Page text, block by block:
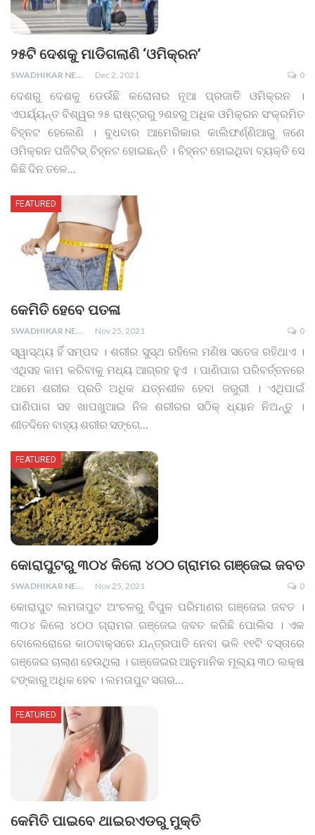
୨୫ଟି ଦେଶକୁ ମାଡିଗଲାଣି ‘ଓମିକ୍ରନ’
SWADHIKAR NEWS Dec 2, 2021 0
ଦେଶରୁ ଦେଶକୁ ଡେଉଁଛି କରୋନାର ନୂଆ ପ୍ରଜାତି ଓମିକ୍ରନ ।
ଏପର୍ୟ୍ୟନ୍ତ ବିଶ୍ୱର ୨୫ ରାଷ୍ଟ୍ରରୁ ୨ଶହରୁ ଅଧିକ ଓମିକ୍ରନ ସଂକ୍ରମିତ
ଚିହ୍ନଟ ହେଲେଣି । ବୁଧବାର ଆମେରିକାର କାଲିଫର୍ଣ୍ଣିଆରୁ ଜଣେ
ଓମିକ୍ରନ ପଜିଟିଭ୍ ଚିହ୍ନଟ ହୋଇଛନ୍ତି । ଚିହ୍ନଟ ହୋଇଥିବା ବ୍ୟକ୍ତି ସେ
କିଛି ଦିନ ତଳେ…
FEATURED
କେମିତି ହେବେ ପତଳା
SWADHIKAR NEWS Nov 25, 2021 0
ସ୍ୱାସ୍ଥ୍ୟ ହିଁ ସମ୍ପଦ । ଶରୀର ସୁସ୍ଥ ରହିଲେ ମଣିଷ ସତେଜ ରହିଥାଏ ।
ଏଥିସହ କାମ କରିବାକୁ ମଧ୍ୟ ଆଗ୍ରହ ହୁଏ । ପାଣିପାଗ ପରିବର୍ତ୍ତନରେ
ଆମେ ଶରୀର ପ୍ରତି ଅଧିକ ଯତ୍ନଶୀଳ ହେବା ଜରୁରୀ । ଏଥିପାଇଁ
ପାଣିପାଗ ସହ ଖାପଖୁଆଇ ନିଜ ଶରୀରର ସଠିକ୍ ଧ୍ୟାନ ନିଅନ୍ତୁ ।
ଶୀତଦିନେ ବାହ୍ୟ ଶରୀର ସଙ୍ଗେ
FEATURED
କୋରାପୁଟରୁ ୩୦୪ କିଲୋ ୪୦୦ ଗ୍ରାମର ଗଞ୍ଜେଇ ଜବତ
SWADHIKAR NEWS Nov 25, 2021 0
କୋରାପୁଟ ଲମତାପୁଟ ଅଂଚଳରୁ ବିପୁଳ ପରିମାଣର ଗଞ୍ଜେଇ ଜବତ ।
୩୦୪ କିଲୋ ୪୦୦ ଗ୍ରାମର ଗଞ୍ଜେଇ ଜବତ କରିଛି ପୋଲିସ । ଏକ
ବୋଲେରୋରେ କାଠବାକ୍ସରେ ଯନ୍ତ୍ରପାତି ନେବା ଭଳି ୧୧ଟି ବସ୍ତାରେ
ଗଞ୍ଜେଇ ଚାଲାଣ ହେଉଥିଲା । ଗଞ୍ଜେଇର ଆନୁମାନିକ ମୂଲ୍ୟ ୩୦ ଲକ୍ଷ
ଟଙ୍କାରୁ ଅଧିକ ହେବ । ଲମତାପୁଟ ସଗର…
FEATURED
କେମିତି ପାଇବେ ଥାଇରଏଡରୁ ମୁକ୍ତି